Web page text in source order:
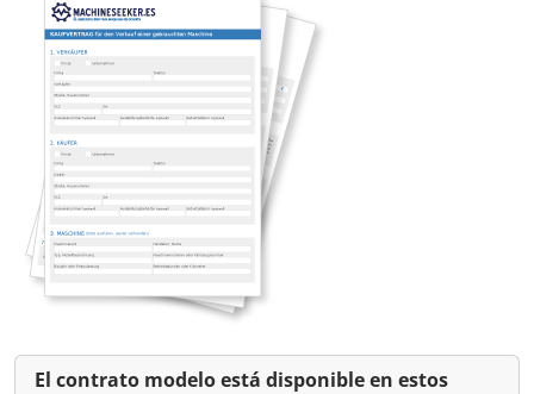
El contrato modelo está disponible en estos